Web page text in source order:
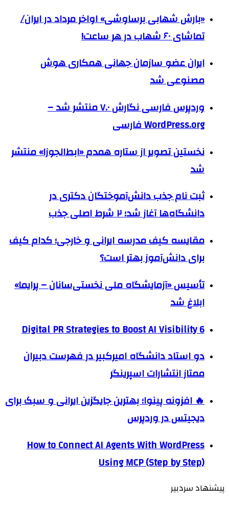
«بارش شهابی برساوشی» اواخر مرداد در ایران/
تماشای ۶۰ شهاب در هر ساعت!
ایران عضو سازمان جهانی همکاری هوش
مصنوعی شد
وردپرس فارسی نگارش ۷.۰ منتشر شد –
WordPress.org فارسی
نخستین تصویر از ستاره همدم «ابط‌الجوزا» منتشر
شد
ثبت نام جذب دانش‌آموختگان دکتری در
دانشگاه‌ها آغاز شد؛ ۲ شرط اصلی جذب
مقایسه کیف مدرسه ایرانی و خارجی؛ کدام کیف
برای دانش‌آموز بهتر است؟
تأسیس «آزمایشگاه ملی نخستی‌سانان – پرایما»
ابلاغ شد
6 Digital PR Strategies to Boost AI Visibility
دو استاد دانشگاه امیرکبیر در فهرست دبیران
ممتاز انتشارات اسپرینگر
🔥 افزونه پینوا؛ بهترین جایگزین ایرانی و سبک برای
دیجیتس در وردپرس
How to Connect AI Agents With WordPress
Using MCP (Step by Step)
پیشنهاد سردبیر